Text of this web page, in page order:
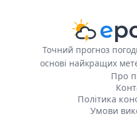
Точний прогноз
основі найкращих
Про
Політика
Умови